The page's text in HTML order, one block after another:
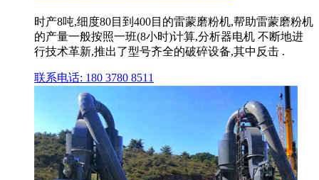
时产8吨,细度80目到400目的雷蒙磨粉机,帮助雷蒙磨粉机
的产量一般按照一班(8小时)计算,分析器电机 不断地进
行技术革新,推出了型号齐全的破碎设备,其中反击 .
联系电话: 180 3780 8511